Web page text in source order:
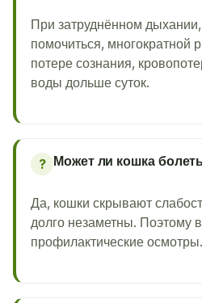
При затруднённом
помочиться, многократной
потере сознания,
воды дольше суток.
? Может ли кошка
Да, кошки скрывают
долго незаметны. Поэтому
профилактические осмотры.